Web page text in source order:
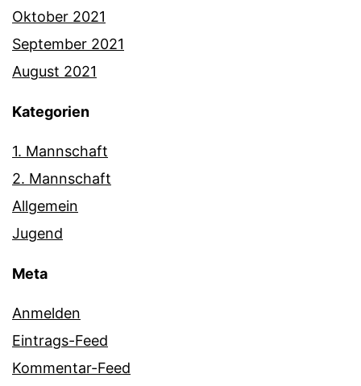
Oktober 2021
September 2021
August 2021
Kategorien
1. Mannschaft
2. Mannschaft
Allgemein
Jugend
Meta
Anmelden
Eintrags-Feed
Kommentar-Feed